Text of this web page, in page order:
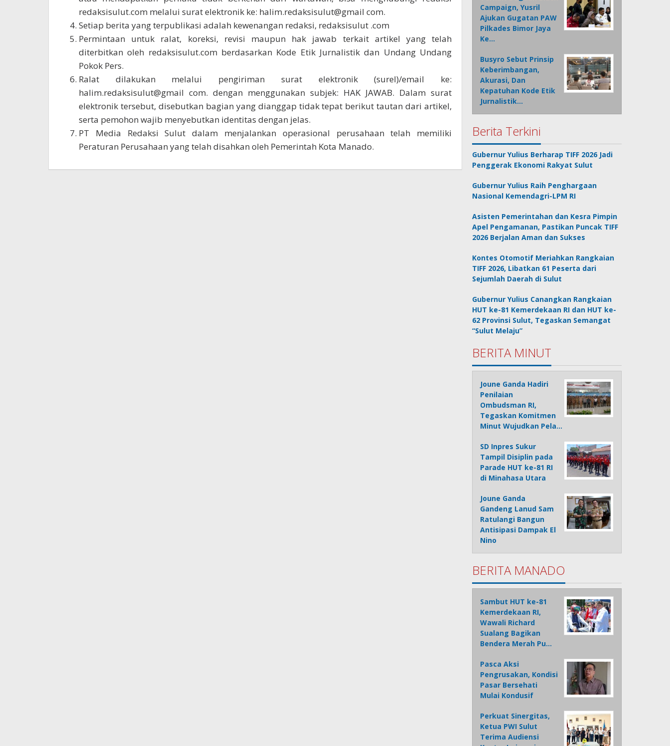
redaksisulut.com melalui surat elektronik ke: halim.redaksisulut@gmail com.
Setiap berita yang terpublikasi adalah kewenangan redaksi, redaksisulut .com
Permintaan untuk ralat, koreksi, revisi maupun hak jawab terkait artikel yang telah
diterbitkan oleh redaksisulut.com berdasarkan Kode Etik Jurnalistik dan Undang Undang
Pokok Pers.
Ralat dilakukan melalui pengiriman surat elektronik (surel)/email ke:
halim.redaksisulut@gmail com. dengan menggunakan subjek: HAK JAWAB. Dalam surat
elektronik tersebut, disebutkan bagian yang dianggap tidak tepat berikut tautan dari artikel,
serta pemohon wajib menyebutkan identitas dengan jelas.
PT Media Redaksi Sulut dalam menjalankan operasional perusahaan telah memiliki
Peraturan Perusahaan yang telah disahkan oleh Pemerintah Kota Manado.
Campaign, Yusril
Ajukan Gugatan PAW
Pilkades Bimor Jaya
Ke…
Busyro Sebut Prinsip
Keberimbangan,
Akurasi, Dan
Kepatuhan Kode Etik
Jurnalistik…
Berita Terkini
Gubernur Yulius Berharap TIFF 2026 Jadi
Penggerak Ekonomi Rakyat Sulut
Gubernur Yulius Raih Penghargaan
Nasional Kemendagri-LPM RI
Asisten Pemerintahan dan Kesra Pimpin
Apel Pengamanan, Pastikan Puncak TIFF
2026 Berjalan Aman dan Sukses
Kontes Otomotif Meriahkan Rangkaian
TIFF 2026, Libatkan 61 Peserta dari
Sejumlah Daerah di Sulut
Gubernur Yulius Canangkan Rangkaian
HUT ke-81 Kemerdekaan RI dan HUT ke-
62 Provinsi Sulut, Tegaskan Semangat
“Sulut Melaju”
BERITA MINUT
Joune Ganda Hadiri
Penilaian
Ombudsman RI,
Tegaskan Komitmen
Minut Wujudkan Pela…
SD Inpres Sukur
Tampil Disiplin pada
Parade HUT ke-81 RI
di Minahasa Utara
Joune Ganda
Gandeng Lanud Sam
Ratulangi Bangun
Antisipasi Dampak El
Nino
BERITA MANADO
Sambut HUT ke-81
Kemerdekaan RI,
Wawali Richard
Sualang Bagikan
Bendera Merah Pu…
Pasca Aksi
Pengrusakan, Kondisi
Pasar Bersehati
Mulai Kondusif
Perkuat Sinergitas,
Ketua PWI Sulut
Terima Audiensi